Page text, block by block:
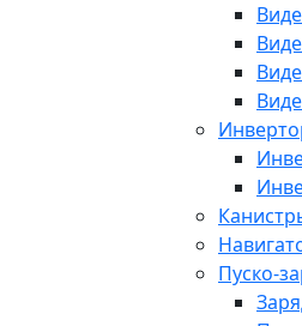
Пуско-